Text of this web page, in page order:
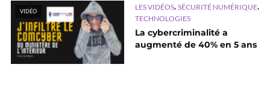
VIDÉO
LES VIDÉOS, SÉCURITÉ NUMÉRIQUE,
TECHNOLOGIES
La cybercriminalité a
augmenté de 40% en 5 ans